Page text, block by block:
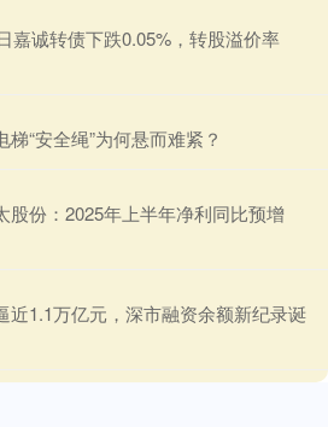
嘉诚转债下跌0.05%，转股溢价率
“安全绳”为何悬而难紧？
股份：2025年上半年净利同比预增
近1.1万亿元，深市融资余额新纪录诞